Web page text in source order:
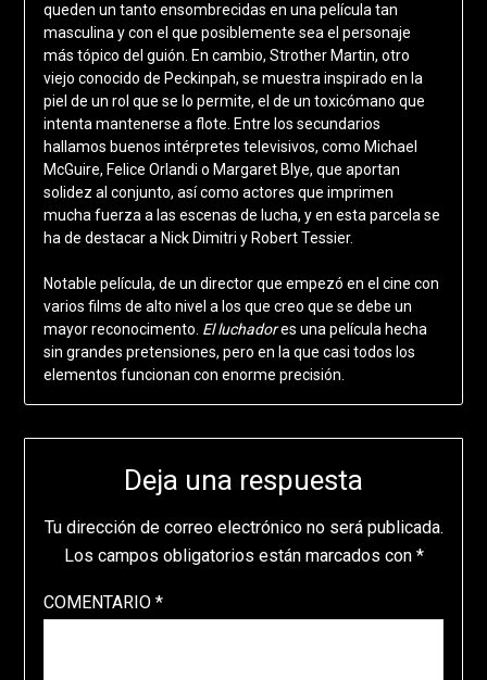
queden un tanto ensombrecidas en una película tan
masculina y con el que posiblemente sea el personaje
más tópico del guión. En cambio, Strother Martin, otro
viejo conocido de Peckinpah, se muestra inspirado en la
piel de un rol que se lo permite, el de un toxicómano que
intenta mantenerse a flote. Entre los secundarios
hallamos buenos intérpretes televisivos, como Michael
McGuire, Felice Orlandi o Margaret Blye, que aportan
solidez al conjunto, así como actores que imprimen
mucha fuerza a las escenas de lucha, y en esta parcela se
ha de destacar a Nick Dimitri y Robert Tessier.
Notable película, de un director que empezó en el cine con
varios films de alto nivel a los que creo que se debe un
mayor reconocimento. El luchadores una película hecha
sin grandes pretensiones, pero en la que casi todos los
elementos funcionan con enorme precisión.
Deja una respuesta
Tu dirección de correo electrónico no será publicada.
Los campos obligatorios están marcados con *
COMENTARIO *